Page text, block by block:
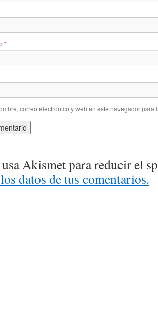
*
correo electrónico y web en este navegador para
Akismet para reducir el
datos de tus comentarios.